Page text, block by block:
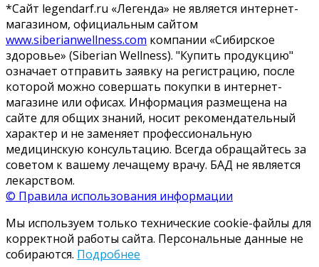
*Сайт legendarf.ru «Легенда» не является интернет-
магазином, официальным сайтом
www.siberianwellness.com компании «Сибирское
здоровье» (Siberian Wellness). "Купить продукцию"
означает отправить заявку на регистрацию, после
которой можно совершать покупки в интернет-
магазине или офисах. Информация размещена на
сайте для общих знаний, носит рекомендательный
характер и не заменяет профессиональную
медицинскую консультацию. Всегда обращайтесь за
советом к вашему лечащему врачу. БАД не является
лекарством.
© Правила использования информации
Мы используем только технические cookie-файлы для
корректной работы сайта. Персональные данные не
собираются. Подробнее